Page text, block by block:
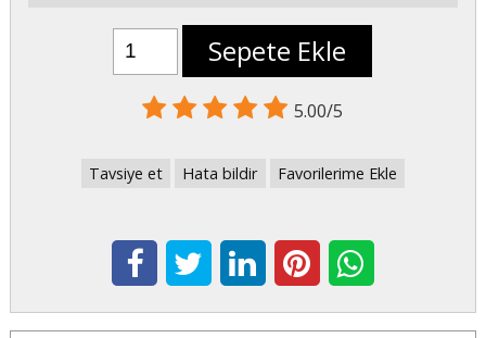
Sepete Ekle
5.00/5
Tavsiye et Hata bildir Favorilerime Ekle